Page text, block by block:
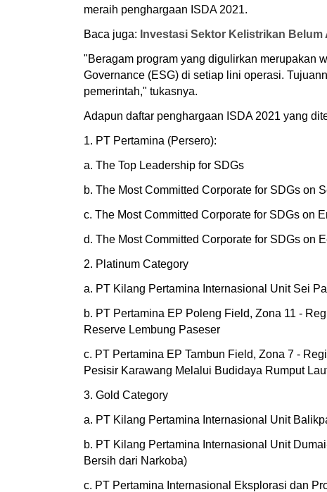
meraih penghargaan ISDA 2021.
Baca juga: Investasi Sektor Kelistrikan
"Beragam program yang digulirkan merupakan
Governance (ESG) di setiap lini operasi.
pemerintah," tukasnya.
Adapun daftar penghargaan ISDA 2021 yang
1. PT Pertamina (Persero):
a. The Top Leadership for SDGs
b. The Most Committed Corporate for SDGs on
c. The Most Committed Corporate for SDGs on
d. The Most Committed Corporate for SDGs on
2. Platinum Category
a. PT Kilang Pertamina Internasional Unit Sei
b. PT Pertamina EP Poleng Field, Zona 11 -
Reserve Lembung Paseser
c. PT Pertamina EP Tambun Field, Zona 7 -
Pesisir Karawang Melalui Budidaya Rumput
3. Gold Category
a. PT Kilang Pertamina Internasional Unit
b. PT Kilang Pertamina Internasional Unit
Bersih dari Narkoba)
c. PT Pertamina Internasional Eksplorasi dan